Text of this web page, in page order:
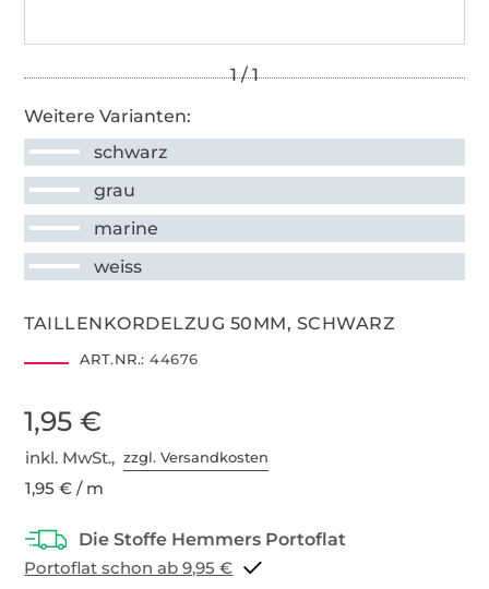
Weitere Varianten:
schwarz
grau
marine
weiss
TAILLENKORDELZUG 50MM, SCHWARZ
ART.NR.: 44676
1,95 €
inkl. MwSt.,zzgl. Versandkosten
1,95 € / m
Portoflat schon ab 9,95 €